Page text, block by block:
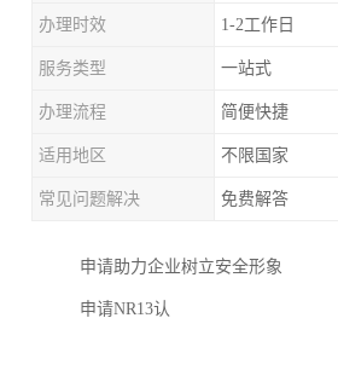
办理时效 1-2工作日
服务类型 一站式
办理流程 简便快捷
适用地区 不限国家
常见问题解决 免费解答
申请助力企业树立安全形象
申请NR13认